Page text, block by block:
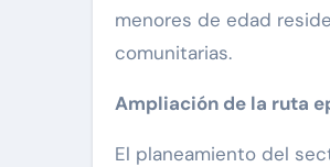
menores de edad
comunitarias.
Ampliación de la ruta
El planeamiento del